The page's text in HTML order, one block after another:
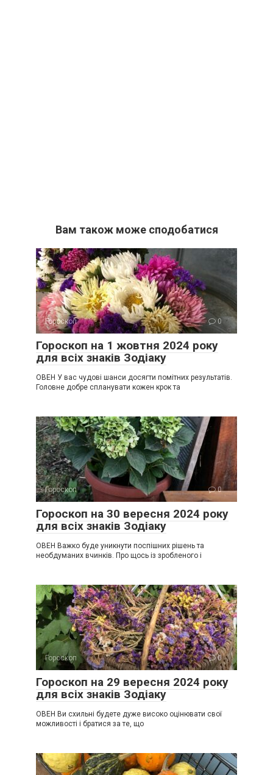
Вам також може сподобатися
Гороскоп 0
Гороскоп на 1 жовтня 2024 року
для всіх знаків Зодіаку
ОВЕН У вас чудові шанси досягти помітних результатів.
Головне добре спланувати кожен крок та
Гороскоп 0
Гороскоп на 30 вересня 2024 року
для всіх знаків Зодіаку
ОВЕН Важко буде уникнути поспішних рішень та
необдуманих вчинків. Про щось із зробленого і
Гороскоп 0
Гороскоп на 29 вересня 2024 року
для всіх знаків Зодіаку
ОВЕН Ви схильні будете дуже високо оцінювати свої
можливості і братися за те, що